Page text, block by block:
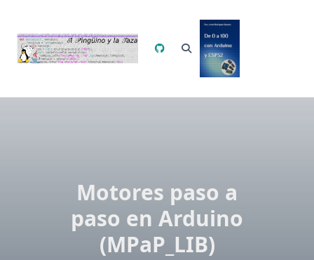
contenido
Motores paso a
paso en Arduino
(MPaP_LIB)